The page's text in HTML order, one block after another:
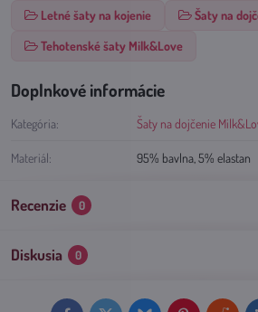
Letné šaty na kojenie
Šaty na
Tehotenské šaty Milk&Love
Doplnkové informácie
Kategória: Šaty na dojčenie
Materiál: 95% bavlna, 5% elastan
Recenzie 0
Diskusia 0